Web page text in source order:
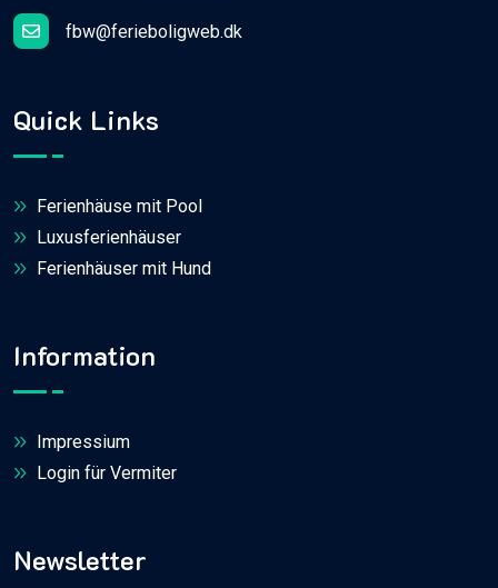
fbw@ferieboligweb.dk
Quick Links
Ferienhäuse mit Pool
Luxusferienhäuser
Ferienhäuser mit Hund
Information
Impressium
Login für Vermiter
Newsletter